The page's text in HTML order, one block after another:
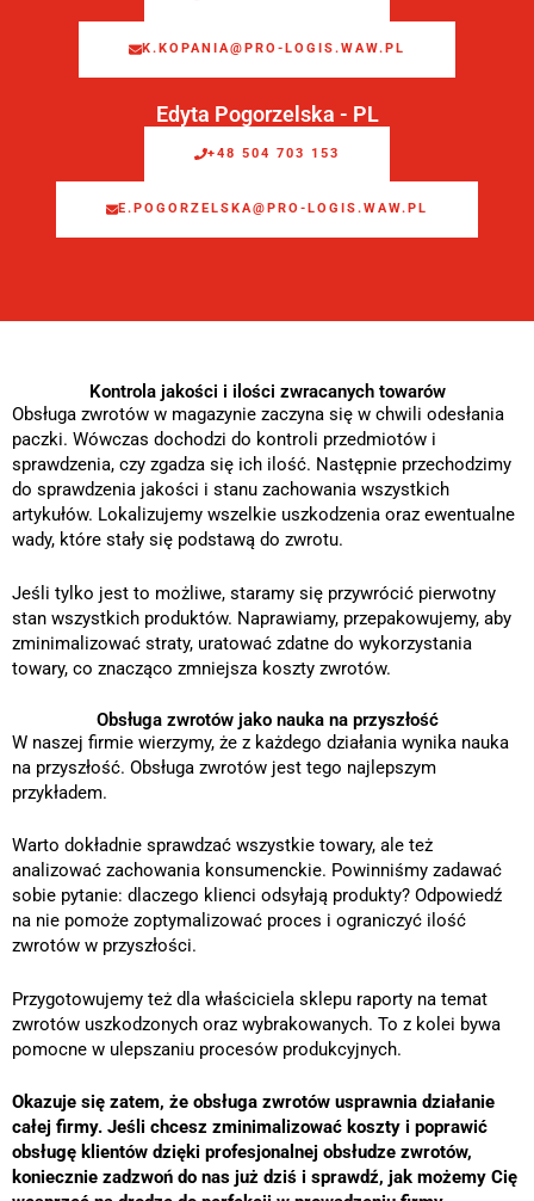
K.KOPANIA@PRO-LOGIS.WAW.PL
Edyta Pogorzelska - PL
+48 504 703 153
E.POGORZELSKA@PRO-LOGIS.WAW.PL
Kontrola jakości i ilości zwracanych towarów
Obsługa zwrotów w magazynie zaczyna się w chwili odesłania
paczki. Wówczas dochodzi do kontroli przedmiotów i
sprawdzenia, czy zgadza się ich ilość. Następnie przechodzimy
do sprawdzenia jakości i stanu zachowania wszystkich
artykułów. Lokalizujemy wszelkie uszkodzenia oraz ewentualne
wady, które stały się podstawą do zwrotu.
Jeśli tylko jest to możliwe, staramy się przywrócić pierwotny
stan wszystkich produktów. Naprawiamy, przepakowujemy, aby
zminimalizować straty, uratować zdatne do wykorzystania
towary, co znacząco zmniejsza koszty zwrotów.
Obsługa zwrotów jako nauka na przyszłość
W naszej firmie wierzymy, że z każdego działania wynika nauka
na przyszłość. Obsługa zwrotów jest tego najlepszym
przykładem.
Warto dokładnie sprawdzać wszystkie towary, ale też
analizować zachowania konsumenckie. Powinniśmy zadawać
sobie pytanie: dlaczego klienci odsyłają produkty? Odpowiedź
na nie pomoże zoptymalizować proces i ograniczyć ilość
zwrotów w przyszłości.
Przygotowujemy też dla właściciela sklepu raporty na temat
zwrotów uszkodzonych oraz wybrakowanych. To z kolei bywa
pomocne w ulepszaniu procesów produkcyjnych.
Okazuje się zatem, że obsługa zwrotów usprawnia działanie
całej firmy. Jeśli chcesz zminimalizować koszty i poprawić
obsługę klientów dzięki profesjonalnej obsłudze zwrotów,
koniecznie zadzwoń do nas już dziś i sprawdź, jak możemy Cię